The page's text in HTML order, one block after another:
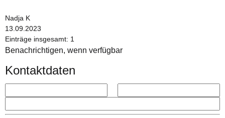
Nadja K
13.09.2023
Einträge insgesamt: 1
Benachrichtigen, wenn verfügbar
Kontaktdaten